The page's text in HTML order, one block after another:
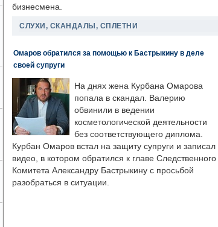
бизнесмена.
СЛУХИ, СКАНДАЛЫ, СПЛЕТНИ
Омаров обратился за помощью к Бастрыкину в деле
своей супруги
На днях жена Курбана Омарова
попала в скандал. Валерию
обвинили в ведении
косметологической деятельности
без соответствующего диплома.
Курбан Омаров встал на защиту супруги и записал
видео, в котором обратился к главе Следственного
Комитета Александру Бастрыкину с просьбой
разобраться в ситуации.